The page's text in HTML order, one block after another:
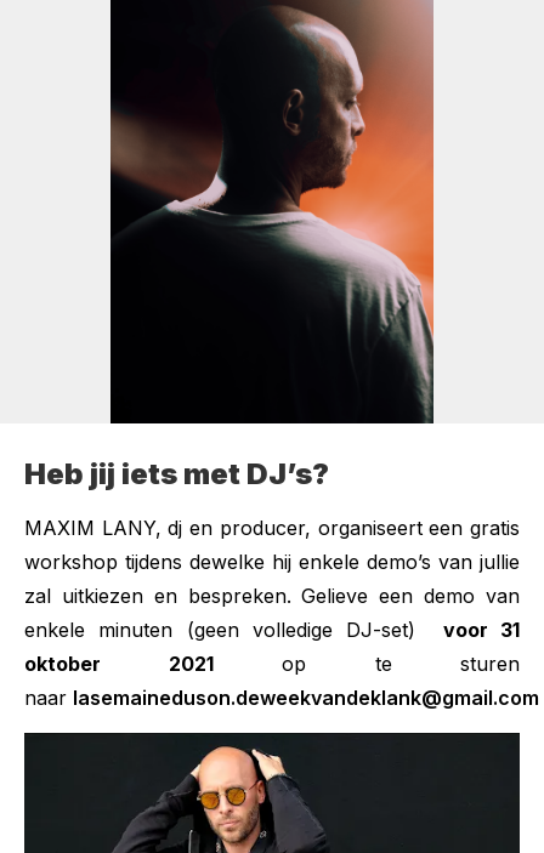
Heb jij iets met DJ’s?
MAXIM LANY, dj en producer, organiseert een gratis
workshop tijdens dewelke hij enkele demo’s van jullie
zal uitkiezen en bespreken. Gelieve een demo van
enkele minuten (geen volledige DJ-set) voor 31
oktober 2021op te sturen
naar lasemaineduson.deweekvandeklank@gmail.com